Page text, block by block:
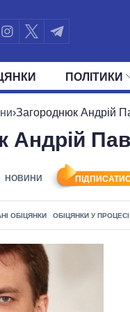
ПОЛIТИКИ
ПОЛІТИКИ ПРЕЗИДЕНТ І
›Загороднюк Андрій
Андрій
НОВИНИ
ОБІЦЯНКИ ОБІЦЯНКИ У ПРОЦЕСІ